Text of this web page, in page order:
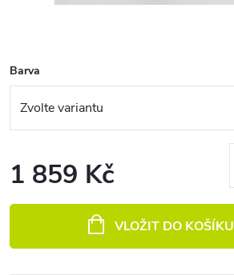
Barva
1 859 Kč
VLOŽIT DO KOŠÍKU